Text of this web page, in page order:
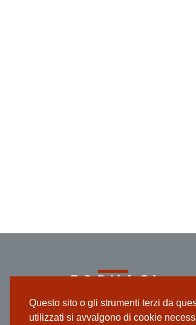
Questo sito o gli strumenti terzi da
utilizzati si avvalgono di cookie